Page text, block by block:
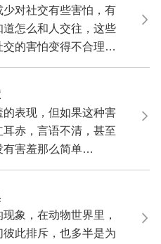
对社交有些害怕，有
怎么和人交往，这些
的害怕变得不合理和
表现，但如果这种害
赤，言语不清，甚至
害羞那么简单
象，在动物世界里，
此排斥，也多半是为